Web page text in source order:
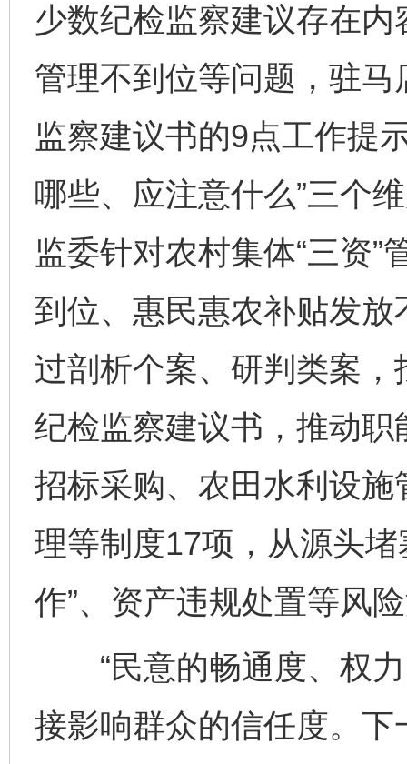
少数纪检监察建议存在
管理不到位等问题，驻
监察建议书的9点工作提
哪些、应注意什么”三个
监委针对农村集体“三资
到位、惠民惠农补贴发
过剖析个案、研判类案
纪检监察建议书，推动
招标采购、农田水利设
理等制度17项，从源头堵
作”、资产违规处置等风
“民意的畅通度、权力
接影响群众的信任度。